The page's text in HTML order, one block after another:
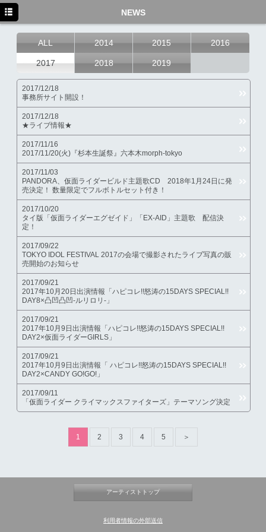
NEWS
ALL 2014 2015 2016
2017 2018 2019
2017/12/18
事務所サイト開設！
2017/12/18
★ライブ情報★
2017/11/16
2017/11/20(火)『杉本生誕祭』六本木morph-tokyo
2017/11/03
PANDORA、仮面ライダービルド主題歌CD 2018年1月24日に発
売決定！ 数量限定でフルボトルセット付き！
2017/10/20
タイ版「仮面ライダーエグゼイド」「EX-AID」主題歌 配信決
定！
2017/09/22
TOKYO IDOL FESTIVAL 2017の会場で撮影されたライブ写真の販
売開始のお知らせ
2017/09/21
2017年10月20日出演情報「ハピコレ!!怒涛の15DAYS SPECIAL!!
DAY8×凸凹凸凹-ルリロリ-」
2017/09/21
2017年10月9日出演情報「ハピコレ!!怒涛の15DAYS SPECIAL!!
DAY2×仮面ライダーGIRLS」
2017/09/21
2017年10月9日出演情報「 ハピコレ!!怒涛の15DAYS SPECIAL!!
DAY2×CANDY GO!GO!」
2017/09/11
「仮面ライダー クライマックスファイターズ」テーマソング決定
1 2 3 4 5 ＞
アーティストトップ
利用者情報の外部送信
NEWS
BIO
MOVIE
MEDIA